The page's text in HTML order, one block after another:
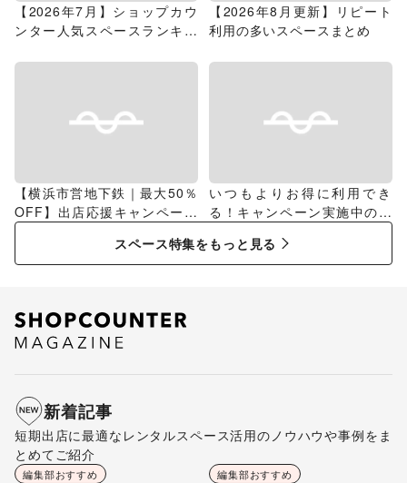
【2026年7月】ショップカウ
ンター人気スペースランキン
【2026年8月更新】リピート
利用の多いスペースまとめ
【横浜市営地下鉄｜最大50％
OFF】出店応援キャンペーン
特集
いつもよりお得に利用でき
る！キャンペーン実施中のス
スペース特集をもっと見る
新着記事
短期出店に最適なレンタルスペース活用のノウハウや事例をま
とめてご紹介
編集部おすすめ 編集部おすすめ